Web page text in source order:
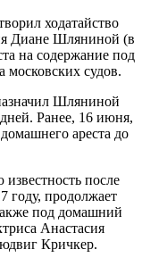
ходатайство
Диане Шляниной (в
на содержание под
московских судов.
Шляниной
Ранее, 16 июня,
ареста до
после
году, продолжает
под домашний
Анастасия
Кричкер.